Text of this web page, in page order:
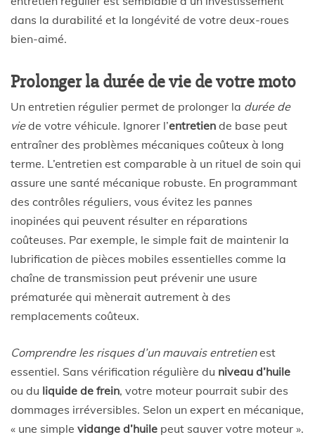
dans la durabilité et la longévité de votre deux-roues
bien-aimé.
Prolonger la durée de vie de votre moto
Un entretien régulier permet de prolonger la durée de
viede votre véhicule. Ignorer l’entretien de base peut
entraîner des problèmes mécaniques coûteux à long
terme. L’entretien est comparable à un rituel de soin qui
assure une santé mécanique robuste. En programmant
des contrôles réguliers, vous évitez les pannes
inopinées qui peuvent résulter en réparations
coûteuses. Par exemple, le simple fait de maintenir la
lubrification de pièces mobiles essentielles comme la
chaîne de transmission peut prévenir une usure
prématurée qui mènerait autrement à des
remplacements coûteux.
Comprendre les risques d’un mauvais entretienest
essentiel. Sans vérification régulière du niveau d’huile
ou du liquide de frein, votre moteur pourrait subir des
dommages irréversibles. Selon un expert en mécanique,
« une simple vidange d’huile peut sauver votre moteur ».